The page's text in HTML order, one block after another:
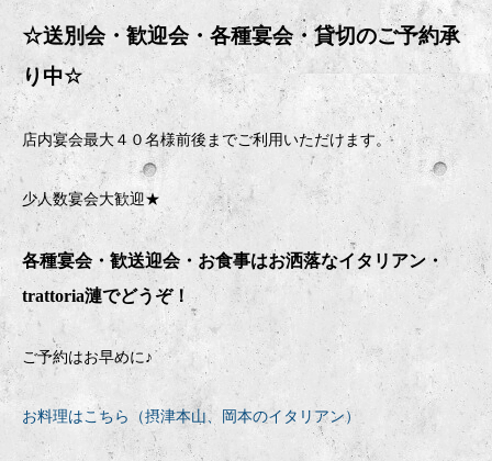
☆送別会・歓迎会・ 各種宴会・貸切のご予約承
り中☆
店内宴会最大４０名様前後までご利用いただけます。
少人数宴会大歓迎★
各種宴会・歓送迎会・お食事はお洒落なイタリアン・
trattoria漣でどうぞ！
ご予約はお早めに♪
お料理はこちら（摂津本山、岡本のイタリアン）